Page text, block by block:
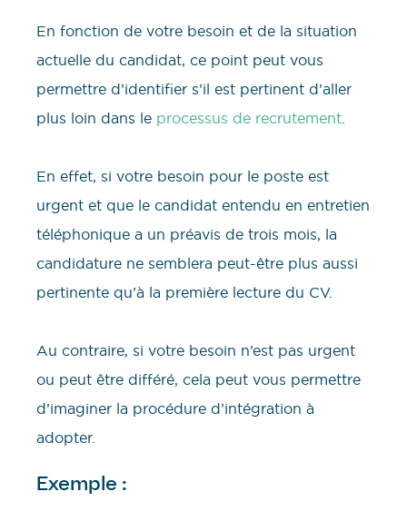
En fonction de votre besoin et de la situation
actuelle du candidat, ce point peut vous
permettre d’identifier s’il est pertinent d’aller
plus loin dans le processus de recrutement.
En effet, si votre besoin pour le poste est
urgent et que le candidat entendu en entretien
téléphonique a un préavis de trois mois, la
candidature ne semblera peut-être plus aussi
pertinente qu’à la première lecture du CV.
Au contraire, si votre besoin n’est pas urgent
ou peut être différé, cela peut vous permettre
d’imaginer la procédure d’intégration à
adopter.
Exemple :